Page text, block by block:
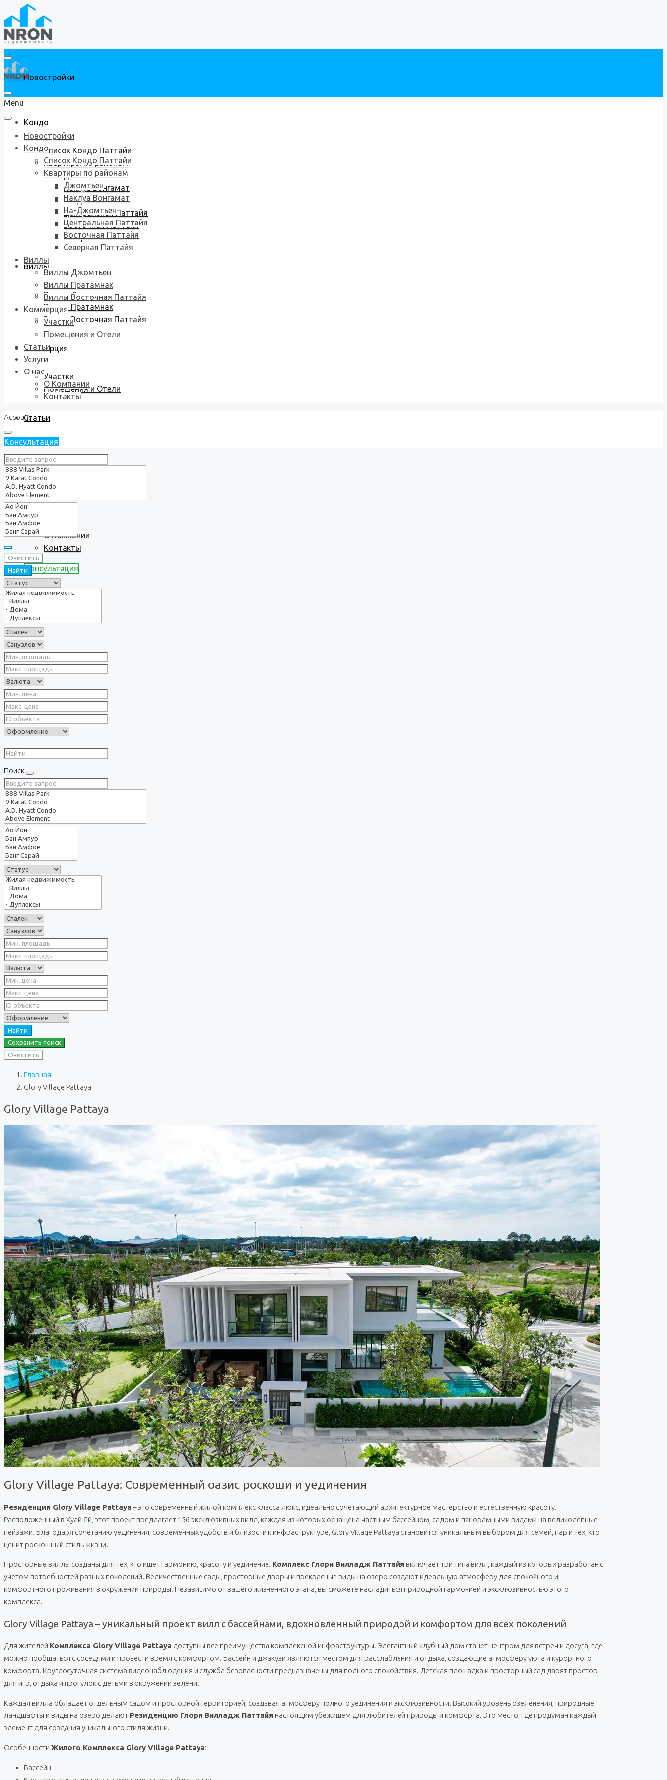
Новостройки
Кондо
Список Кондо Паттайи
Квартиры по районам
Джомтьен
Наклуа Вонгамат
На-Джомтьен
Центральная Паттайя
Восточная Паттайя
Северная Паттайя
Виллы
Виллы Джомтьен
Виллы Пратамнак
Виллы Восточная Паттайя
Коммерция
Участки
Помещения и Отели
Статьи
Услуги
О нас
О Компании
Контакты
Консультация
Menu
Новостройки
Кондо
Список Кондо Паттайи
Квартиры по районам
Джомтьен
Наклуа Вонгамат
На-Джомтьен
Центральная Паттайя
Восточная Паттайя
Северная Паттайя
Виллы
Виллы Джомтьен
Виллы Пратамнак
Виллы Восточная Паттайя
Коммерция
Участки
Помещения и Отели
Статьи
Услуги
О нас
О Компании
Контакты
Account
Консультация
Очистить
Найти
Поиск
Найти
Сохранить поиск
Очистить
Главная
Glory Village Pattaya
Glory Village Pattaya
Glory Village Pattaya: Современный оазис роскоши и уединения
Резиденция Glory Village Pattaya – это современный жилой комплекс класса люкс, идеально сочетающий архитектурное мастерство и естественную красоту.
Расположенный в Хуай Яй, этот проект предлагает 156 эксклюзивных вилл, каждая из которых оснащена частным бассейном, садом и панорамными видами на великолепные
пейзажи. Благодаря сочетанию уединения, современных удобств и близости к инфраструктуре, Glory Village Pattaya становится уникальным выбором для семей, пар и тех, кто
ценит роскошный стиль жизни.
Просторные виллы созданы для тех, кто ищет гармонию, красоту и уединение. Комплекс Глори Вилладж Паттайя включает три типа вилл, каждый из которых разработан с
учетом потребностей разных поколений. Величественные сады, просторные дворы и прекрасные виды на озеро создают идеальную атмосферу для спокойного и
комфортного проживания в окружении природы. Независимо от вашего жизненного этапа, вы сможете насладиться природной гармонией и эксклюзивностью этого
комплекса.
Glory Village Pattaya – уникальный проект вилл с бассейнами, вдохновленный природой и комфортом для всех поколений
Для жителей Комплекса Glory Village Pattaya доступны все преимущества комплексной инфраструктуры. Элегантный клубный дом станет центром для встреч и досуга, где
можно пообщаться с соседями и провести время с комфортом. Бассейн и джакузи являются местом для расслабления и отдыха, создающие атмосферу уюта и курортного
комфорта. Круглосуточная система видеонаблюдения и служба безопасности предназначены для полного спокойствия. Детская площадка и просторный сад дарят простор
для игр, отдыха и прогулок с детьми в окружении зелени.
Каждая вилла обладает отдельным садом и просторной территорией, создавая атмосферу полного уединения и эксклюзивности. Высокий уровень озеленения, природные
ландшафты и виды на озеро делают Резиденцию Глори Вилладж Паттайя настоящим убежищем для любителей природы и комфорта. Это место, где продуман каждый
элемент для создания уникального стиля жизни.
Особенности Жилого Комплекса Glory Village Pattaya:
Бассейн